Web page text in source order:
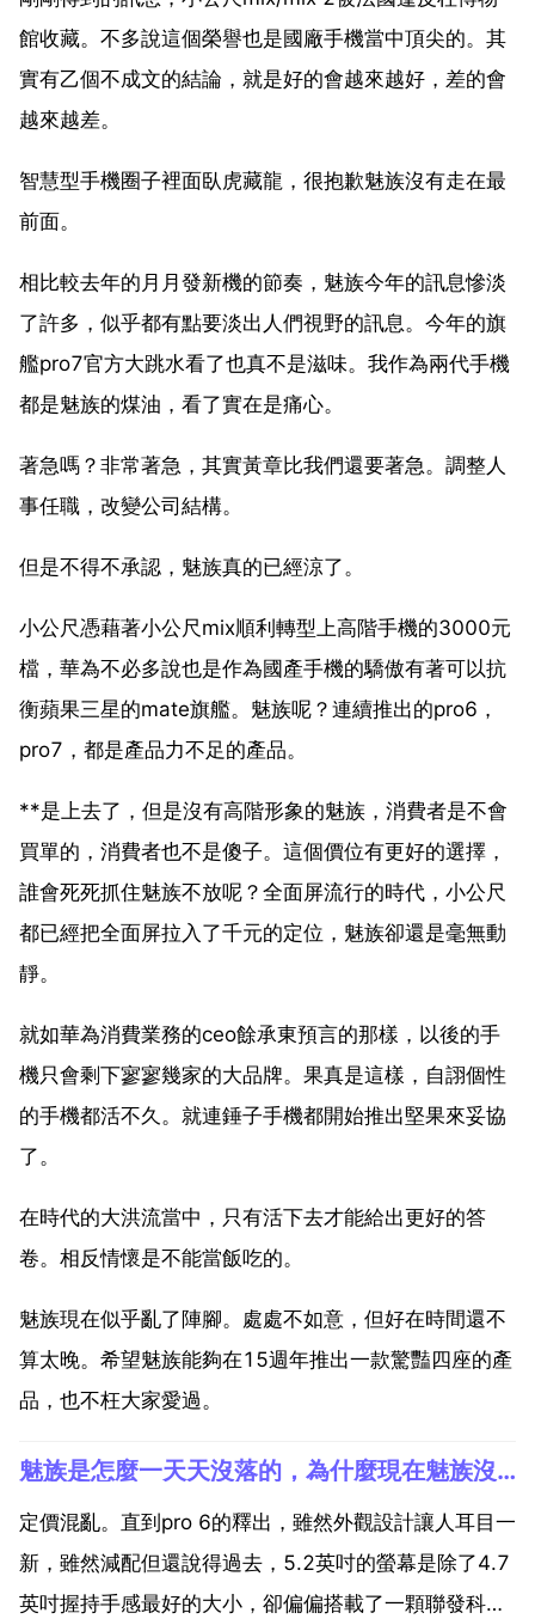
館收藏。不多說這個榮譽也是國廠手機當中頂尖的。其
實有乙個不成文的結論，就是好的會越來越好，差的會
越來越差。
智慧型手機圈子裡面臥虎藏龍，很抱歉魅族沒有走在最
前面。
相比較去年的月月發新機的節奏，魅族今年的訊息慘淡
了許多，似乎都有點要淡出人們視野的訊息。今年的旗
艦pro7官方大跳水看了也真不是滋味。我作為兩代手機
都是魅族的煤油，看了實在是痛心。
著急嗎？非常著急，其實黃章比我們還要著急。調整人
事任職，改變公司結構。
但是不得不承認，魅族真的已經涼了。
小公尺憑藉著小公尺mix順利轉型上高階手機的3000元
檔，華為不必多說也是作為國產手機的驕傲有著可以抗
衡蘋果三星的mate旗艦。魅族呢？連續推出的pro6，
pro7，都是產品力不足的產品。
**是上去了，但是沒有高階形象的魅族，消費者是不會
買單的，消費者也不是傻子。這個價位有更好的選擇，
誰會死死抓住魅族不放呢？全面屏流行的時代，小公尺
都已經把全面屏拉入了千元的定位，魅族卻還是毫無動
靜。
就如華為消費業務的ceo餘承東預言的那樣，以後的手
機只會剩下寥寥幾家的大品牌。果真是這樣，自詡個性
的手機都活不久。就連錘子手機都開始推出堅果來妥協
了。
在時代的大洪流當中，只有活下去才能給出更好的答
卷。相反情懷是不能當飯吃的。
魅族現在似乎亂了陣腳。處處不如意，但好在時間還不
算太晚。希望魅族能夠在15週年推出一款驚豔四座的產
品，也不枉大家愛過。
魅族是怎麼一天天沒落的，為什麼現在魅族沒落了？
定價混亂。直到pro 6的釋出，雖然外觀設計讓人耳目一
新，雖然減配但還說得過去，5.2英吋的螢幕是除了4.7
英吋握持手感最好的大小，卻偏偏搭載了一顆聯發科晶